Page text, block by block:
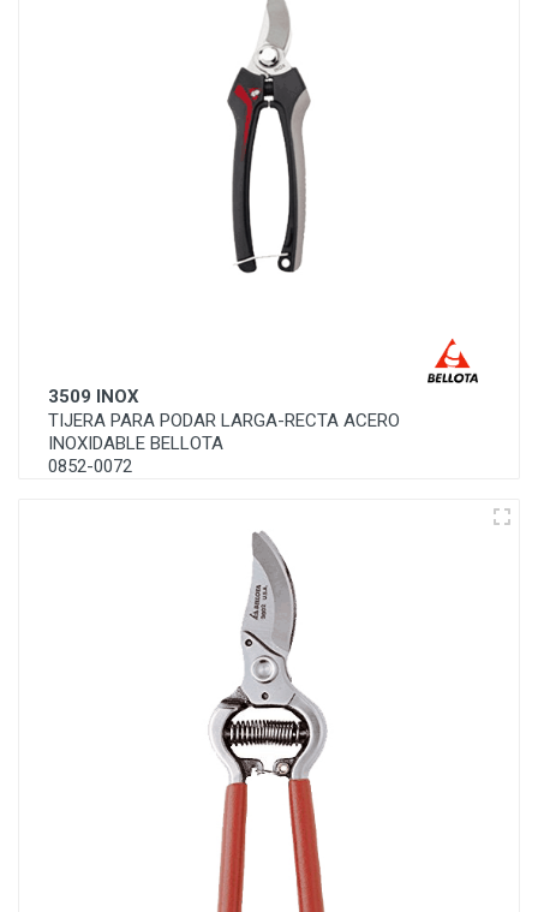
3509 INOX
TIJERA PARA PODAR LARGA-RECTA ACERO
INOXIDABLE BELLOTA
0852-0072